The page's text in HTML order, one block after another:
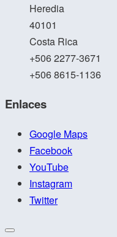
Heredia
40101
Costa Rica
+506 2277-3671
+506 8615-1136
Enlaces
Google Maps
Facebook
YouTube
Instagram
Twitter